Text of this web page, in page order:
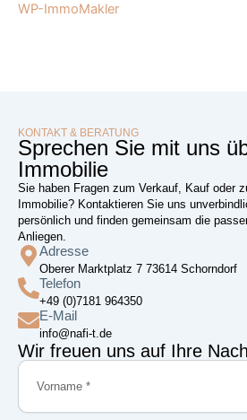
WP-ImmoMakler
KONTAKT & BERATUNG
Sprechen Sie mit uns
Immobilie
Sie haben Fragen zum Verkauf, Kauf oder
Immobilie? Kontaktieren Sie uns
persönlich und finden gemeinsam die
Anliegen.
Adresse
Oberer Marktplatz 7 73614 Schorndorf
Telefon
+49 (0)7181 964350
E-Mail
info@nafi-t.de
Wir freuen uns auf Ihre
Vorname